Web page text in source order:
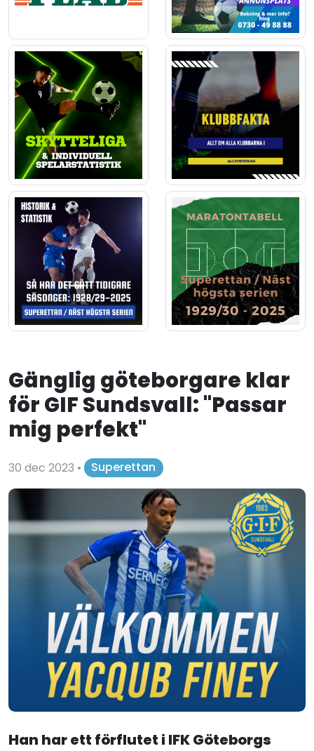
Gänglig göteborgare klar
för GIF Sundsvall: "Passar
mig perfekt"
30 dec 2023 • Superettan
Han har ett förflutet i IFK Göteborgs